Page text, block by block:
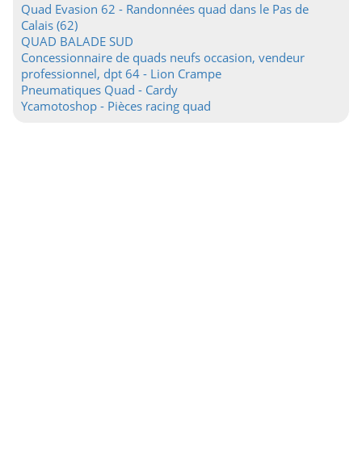
Quad Evasion 62 - Randonnées quad dans le Pas de
Calais (62)
QUAD BALADE SUD
Concessionnaire de quads neufs occasion, vendeur
professionnel, dpt 64 - Lion Crampe
Pneumatiques Quad - Cardy
Ycamotoshop - Pièces racing quad